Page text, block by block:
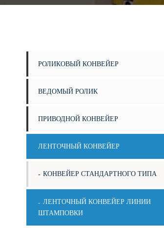
РОЛИКОВЫЙ КОНВЕЙЕР
ВЕДОМЫЙ РОЛИК
ПРИВОДНОЙ КОНВЕЙЕР
ЛЕНТОЧНЫЙ КОНВЕЙЕР
КОНВЕЙЕР СТАНДАРТНОГО ТИПА
ЛЕНТОЧНЫЙ КОНВЕЙЕР ЛИНИИ
ШТАМПОВКИ